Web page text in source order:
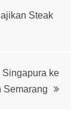
Steak
Singapura ke
Semarang